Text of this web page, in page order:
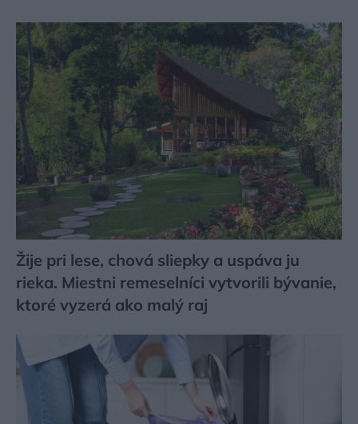
Žije pri lese, chová sliepky a uspáva ju
rieka. Miestni remeselníci vytvorili bývanie,
ktoré vyzerá ako malý raj